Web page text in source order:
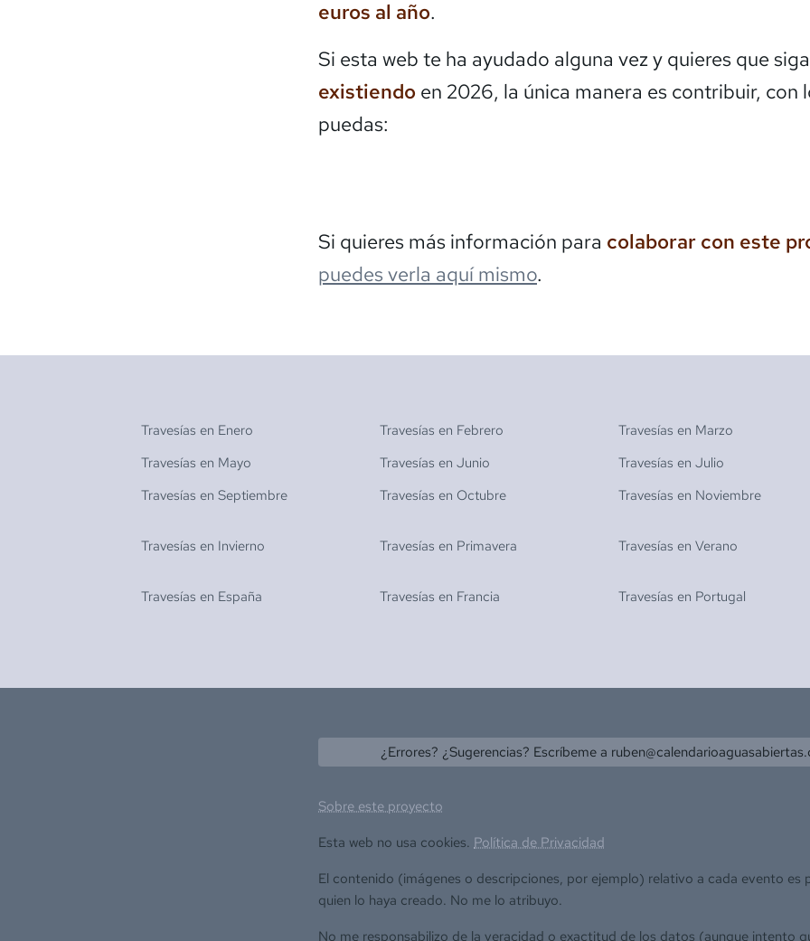
euros al año.
Si esta web te ha ayudado alguna vez y quieres que siga
existiendo en 2026, la única manera es contribuir, con
puedas:
Si quieres más información para colaborar con este
puedes verla aquí mismo.
Travesías en Enero Travesías en Febrero Travesías en Marzo
Travesías en Mayo Travesías en Junio Travesías en Julio
Travesías en Septiembre Travesías en Octubre Travesías en Noviembre
Travesías en Invierno Travesías en Primavera Travesías en Verano
Travesías en España Travesías en Francia Travesías en Portugal
¿Errores? ¿Sugerencias? Escríbeme a
Sobre este proyecto
Esta web no usa cookies. Política de Privacidad
El contenido (imágenes o descripciones, por ejemplo) relativo a cada evento es
quien lo haya creado. No me lo atribuyo.
No me responsabilizo de la veracidad o exactitud de los datos (aunque intento